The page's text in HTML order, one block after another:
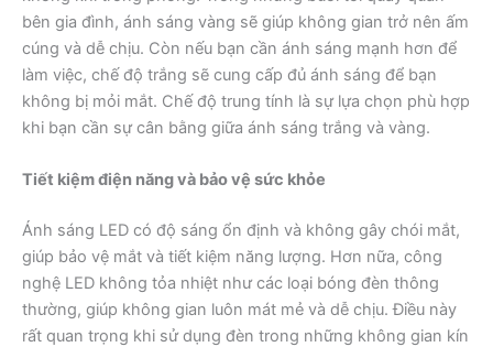
bên gia đình, ánh sáng vàng sẽ giúp không gian trở nên ấm
cúng và dễ chịu. Còn nếu bạn cần ánh sáng mạnh hơn để
làm việc, chế độ trắng sẽ cung cấp đủ ánh sáng để bạn
không bị mỏi mắt. Chế độ trung tính là sự lựa chọn phù hợp
khi bạn cần sự cân bằng giữa ánh sáng trắng và vàng.
Tiết kiệm điện năng và bảo vệ sức khỏe
Ánh sáng LED có độ sáng ổn định và không gây chói mắt,
giúp bảo vệ mắt và tiết kiệm năng lượng. Hơn nữa, công
nghệ LED không tỏa nhiệt như các loại bóng đèn thông
thường, giúp không gian luôn mát mẻ và dễ chịu. Điều này
rất quan trọng khi sử dụng đèn trong những không gian kín